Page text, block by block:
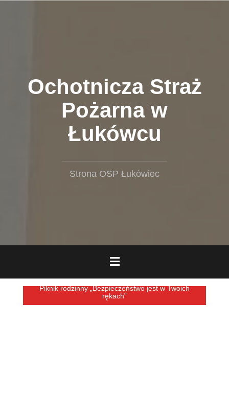
Ochotnicza Straż
Pożarna w
Łukówcu
Strona OSP Łukówiec
Piknik rodzinny „Bezpieczeństwo jest w Twoich
rękach”